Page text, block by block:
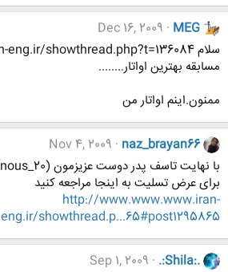
MEG
Dec 16, 2009
سلام http://www.www.iran-eng.ir/showthread.php?t=136084
مسابقه بهترین اواتار........
ممنون.اینم اواتار من
naz_brayan66
Nov 4, 2009
با نهایت تاسف پدر دوست عزیزمون (venous_20) فوت شدند
برای عرض تسلیت به اینجا مراجعه کنید
http://www.www.www.iran-
eng.ir/showthread.p...65#post1295865
.:Shila:.
Sep 1, 2009